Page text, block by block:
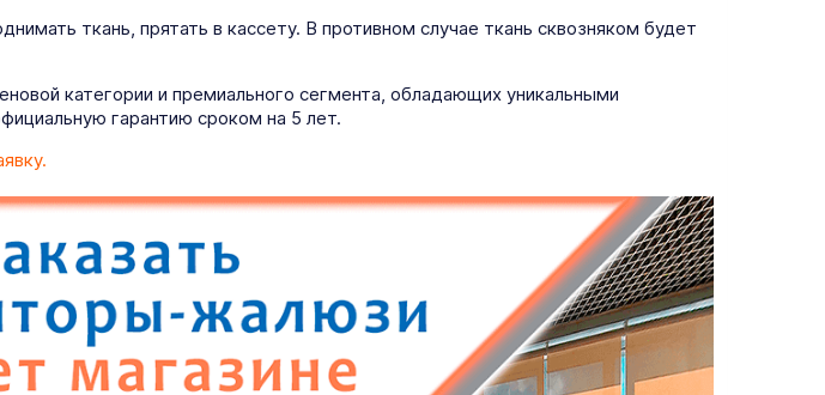
ткань, прятать в кассету. В противном случае ткань сквозняком будет
категории и премиального сегмента, обладающих уникальными
гарантию сроком на 5 лет.